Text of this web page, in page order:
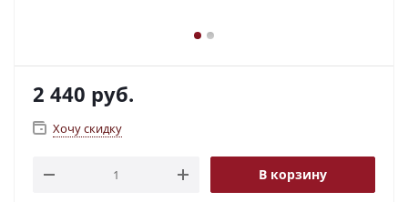
2 440 руб.
Хочу скидку
В корзину